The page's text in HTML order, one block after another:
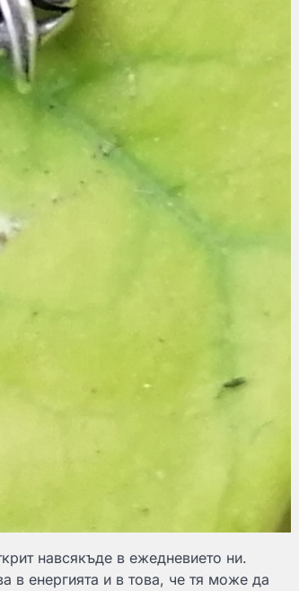
навсякъде в ежедневието ни.
в енергията и в това, че тя може да